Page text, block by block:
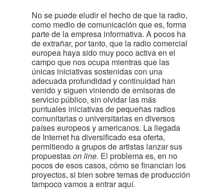
No se puede eludir el hecho de que la radio,
como medio de comunicación que es, forma
parte de la empresa informativa. A pocos ha
de extrañar, por tanto, que la radio comercial
europea haya sido muy poco activa en el
campo que nos ocupa mientras que las
únicas iniciativas sostenidas con una
adecuada profundidad y continuidad han
venido y siguen viniendo de emisoras de
servicio público, sin olvidar las más
puntuales iniciativas de pequeñas radios
comunitarias o universitarias en diversos
países europeos y americanos. La llegada
de Internet ha diversificado esa oferta,
permitiendo a grupos de artistas lanzar sus
propuestason line. El problema es, en no
pocos de esos casos, cómo se financian los
proyectos, si bien sobre temas de producción
tampoco vamos a entrar aquí.